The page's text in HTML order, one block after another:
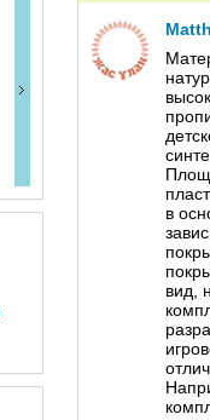
в
вид,